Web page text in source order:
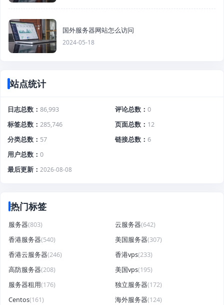
国外服务器网站怎么访问
2024-05-18
站点统计
日志总数 86,993 评论总数
0
标签总数
285,746 页面总数
12
分类总数
57 链接总数
6
用户总数
0
最后更新
2026-08-08
热门标签
服务器(803) 云服务器(642)
香港服务器(540) 美国服务器(307)
香港云服务器(246) 香港vps(233)
高防服务器(208) 美国vps(195)
服务器租用(176) 独立服务器(172)
Centos(161) 海外服务器(124)